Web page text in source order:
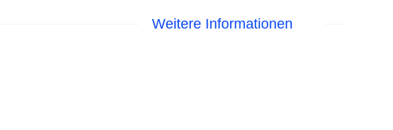
Weitere Informationen